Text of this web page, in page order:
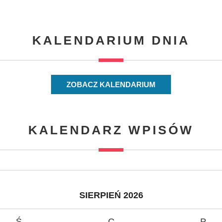
KALENDARIUM DNIA
ZOBACZ KALENDARIUM
KALENDARZ WPISÓW
SIERPIEŃ 2026